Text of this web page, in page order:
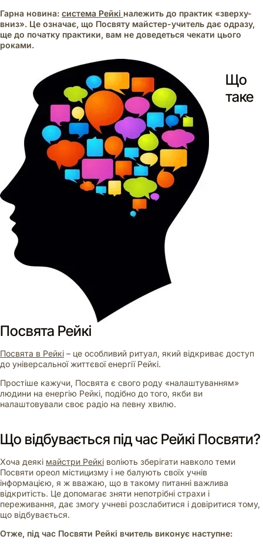
Гарна новина: система Рейкі належить до практик «зверху-
вниз». Це означає, що Посвяту майстер-учитель дає одразу,
ще до початку практики, вам не доведеться чекати цього
роками.
Що
таке
Посвята Рейкі
Посвята в Рейкі – це особливий ритуал, який відкриває доступ
до універсальної життєвої енергії Рейкі.
Простіше кажучи, Посвята є свого роду «налаштуванням»
людини на енергію Рейкі, подібно до того, якби ви
налаштовували своє радіо на певну хвилю.
Що відбувається під час Рейкі Посвяти?
Хоча деякі майстри Рейкі воліють зберігати навколо теми
Посвяти ореол містицизму і не балують своїх учнів
інформацією, я ж вважаю, що в такому питанні важлива
відкритість. Це допомагає зняти непотрібні страхи і
переживання, дає змогу учневі розслабитися і довіритися тому,
що відбувається.
Отже, під час Посвяти Рейкі вчитель виконує наступне: